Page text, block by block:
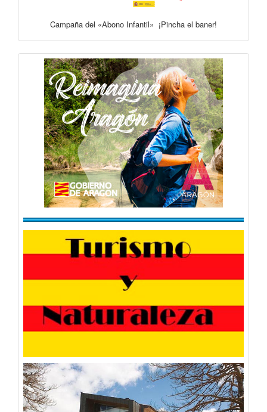
Campaña del «Abono Infantil» ¡Pincha el baner!